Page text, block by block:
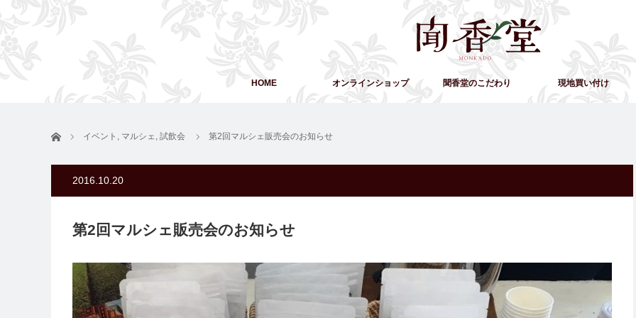
HOME オンラインショップ 聞香堂のこだわり 現地買い付け
ホーム イベント , マルシェ, 試飲会 第2回マルシェ販売会のお知らせ
2016.10.20
第2回マルシェ販売会のお知らせ